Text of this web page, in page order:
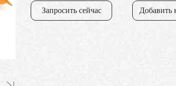
Запросить сейчас Добавить